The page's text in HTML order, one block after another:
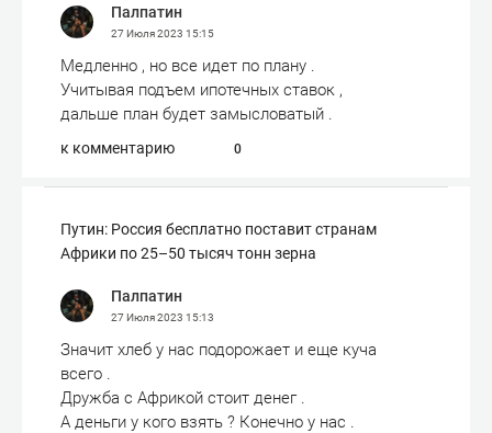
Палпатин
27 Июля 2023 15:15
Медленно , но все идет по плану .
Учитывая подъем ипотечных ставок ,
дальше план будет замысловатый .
к комментарию 0
Путин: Россия бесплатно поставит странам
Африки по 25–50 тысяч тонн зерна
Палпатин
27 Июля 2023 15:13
Значит хлеб у нас подорожает и еще куча
всего .
Дружба с Африкой стоит денег .
А деньги у кого взять ? Конечно у нас .